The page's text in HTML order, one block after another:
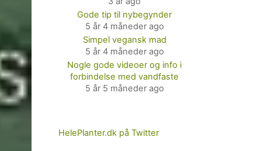
Gode tip til nybegynder
5 år 4 måneder ago
Simpel vegansk mad
5 år 4 måneder ago
Nogle gode videoer og info i
forbindelse med vandfaste
5 år 5 måneder ago
HelePlanter.dk på Twitter